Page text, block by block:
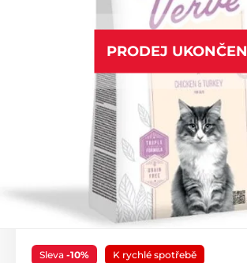
PRODEJ UKONČEN
Sleva -10% K rychlé spotřebě